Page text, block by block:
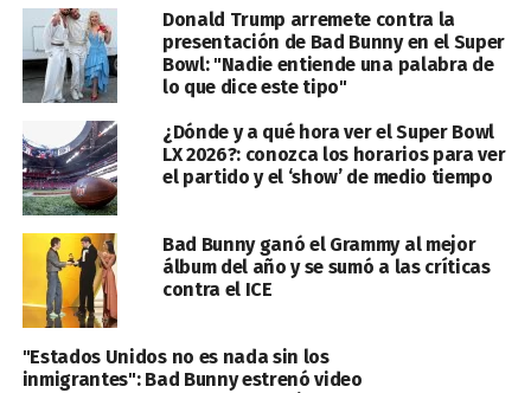
Donald Trump arremete contra la
presentación de Bad Bunny en el Super
Bowl: "Nadie entiende una palabra de
lo que dice este tipo"
¿Dónde y a qué hora ver el Super Bowl
LX 2026?: conozca los horarios para ver
el partido y el ‘show’ de medio tiempo
Bad Bunny ganó el Grammy al mejor
álbum del año y se sumó a las críticas
contra el ICE
"Estados Unidos no es nada sin los
inmigrantes": Bad Bunny estrenó video